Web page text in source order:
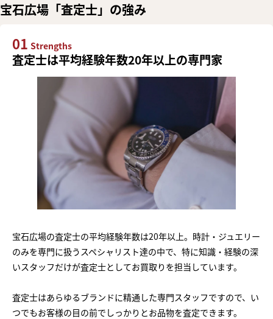
宝石広場「査定士」の強み
01 Strengths
査定士は平均経験年数20年以上の専門家
宝石広場の査定士の平均経験年数は20年以上。時計・ジュエリー
のみを専門に扱うスペシャリスト達の中で、特に知識・経験の深
いスタッフだけが査定士としてお買取りを担当しています。
査定士はあらゆるブランドに精通した専門スタッフですので、い
つでもお客様の目の前でしっかりとお品物を査定できます。